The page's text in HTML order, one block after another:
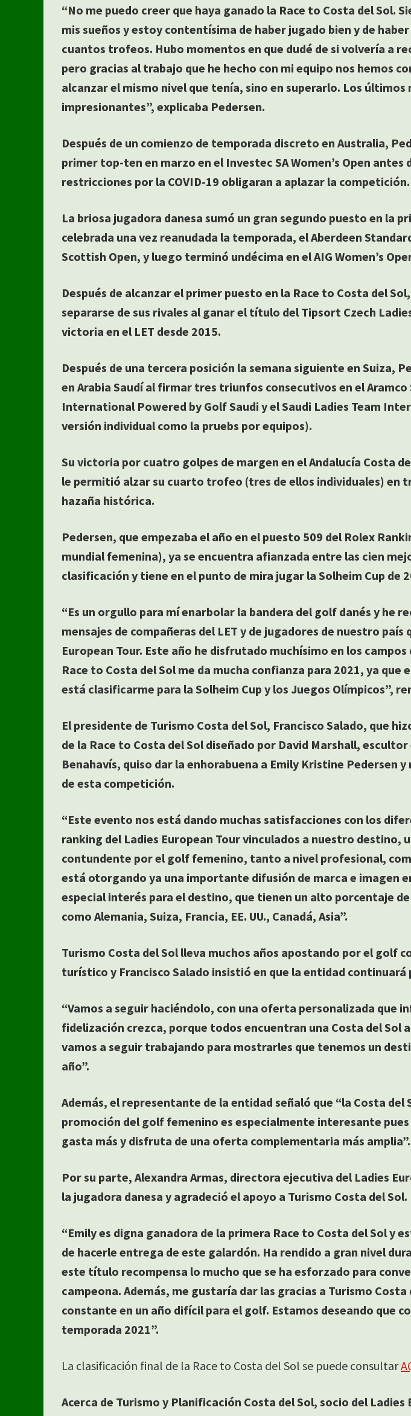
“No me puedo creer que haya ganado la Race to Costa del Sol.
mis sueños y estoy contentísima de haber jugado bien y de
cuantos trofeos. Hubo momentos en que dudé de si volvería a
pero gracias al trabajo que he hecho con mi equipo nos hemos
alcanzar el mismo nivel que tenía, sino en superarlo. Los últimos
impresionantes”, explicaba Pedersen.
Después de un comienzo de temporada discreto en Australia,
primer top-ten en marzo en el Investec SA Women’s Open antes
restricciones por la COVID-19 obligaran a aplazar la competición.
La briosa jugadora danesa sumó un gran segundo puesto en la
celebrada una vez reanudada la temporada, el Aberdeen
Scottish Open, y luego terminó undécima en el AIG Women’s
Después de alcanzar el primer puesto en la Race to Costa del
separarse de sus rivales al ganar el título del Tipsort Czech
victoria en el LET desde 2015.
Después de una tercera posición la semana siguiente en Suiza,
en Arabia Saudí al firmar tres triunfos consecutivos en el Aramco
International Powered by Golf Saudi y el Saudi Ladies Team
versión individual como la pruebs por equipos).
Su victoria por cuatro golpes de margen en el Andalucía Costa
le permitió alzar su cuarto trofeo (tres de ellos individuales) en
hazaña histórica.
Pedersen, que empezaba el año en el puesto 509 del Rolex
mundial femenina), ya se encuentra afianzada entre las cien
clasificación y tiene en el punto de mira jugar la Solheim Cup de
“Es un orgullo para mí enarbolar la bandera del golf danés y he
mensajes de compañeras del LET y de jugadores de nuestro país
European Tour. Este año he disfrutado muchísimo en los
Race to Costa del Sol me da mucha confianza para 2021, ya que
está clasificarme para la Solheim Cup y los Juegos Olímpicos”,
El presidente de Turismo Costa del Sol, Francisco Salado, que
de la Race to Costa del Sol diseñado por David Marshall,
Benahavís, quiso dar la enhorabuena a Emily Kristine Pedersen
de esta competición.
“Este evento nos está dando muchas satisfacciones con los
ranking del Ladies European Tour vinculados a nuestro destino,
contundente por el golf femenino, tanto a nivel profesional,
está otorgando ya una importante difusión de marca e imagen
especial interés para el destino, que tienen un alto porcentaje
como Alemania, Suiza, Francia, EE. UU., Canadá, Asia”.
Turismo Costa del Sol lleva muchos años apostando por el golf
turístico y Francisco Salado insistió en que la entidad continuará
“Vamos a seguir haciéndolo, con una oferta personalizada que
fidelización crezca, porque todos encuentran una Costa del Sol
vamos a seguir trabajando para mostrarles que tenemos un
año”.
Además, el representante de la entidad señaló que “la Costa del
promoción del golf femenino es especialmente interesante
gasta más y disfruta de una oferta complementaria más amplia”.
Por su parte, Alexandra Armas, directora ejecutiva del Ladies
la jugadora danesa y agradeció el apoyo a Turismo Costa del Sol.
“Emily es digna ganadora de la primera Race to Costa del Sol y
de hacerle entrega de este galardón. Ha rendido a gran nivel
este título recompensa lo mucho que se ha esforzado para
campeona. Además, me gustaría dar las gracias a Turismo Costa
constante en un año difícil para el golf. Estamos deseando que
temporada 2021”.
La clasificación final de la Race to Costa del Sol se puede consultar
Acerca de Turismo y Planificación Costa del Sol, socio del Ladies